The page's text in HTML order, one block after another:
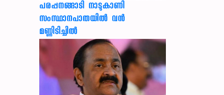
പരപ്പനങ്ങാടി നാടുകാണി
സംസ്ഥാനപാതയില്‍ വന്‍
മണ്ണിടിച്ചില്‍